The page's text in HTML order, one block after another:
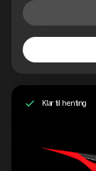
Klar til henting